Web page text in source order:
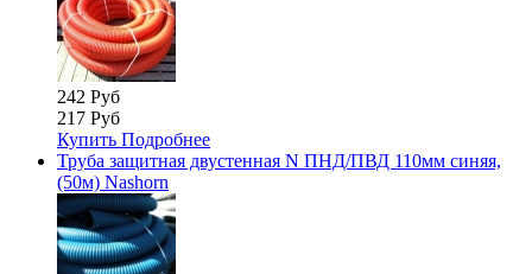
242 Руб
217 Руб
Купить Подробнее
Труба защитная двустенная N ПНД/ПВД 110мм синяя,
(50м) Nashorn